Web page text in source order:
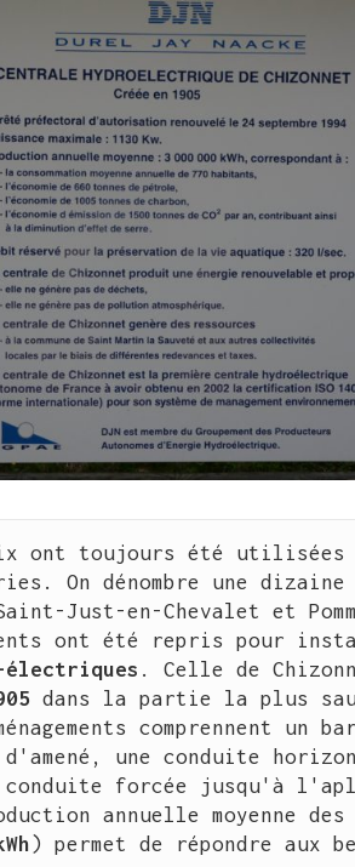
ont toujours été utilisées
On dénombre une
Just-en-Chevalet et
ont été repris pour
. Celle de
dans la partie la plus
comprennent un
une conduite
forcée jusqu'à
annuelle moyenne